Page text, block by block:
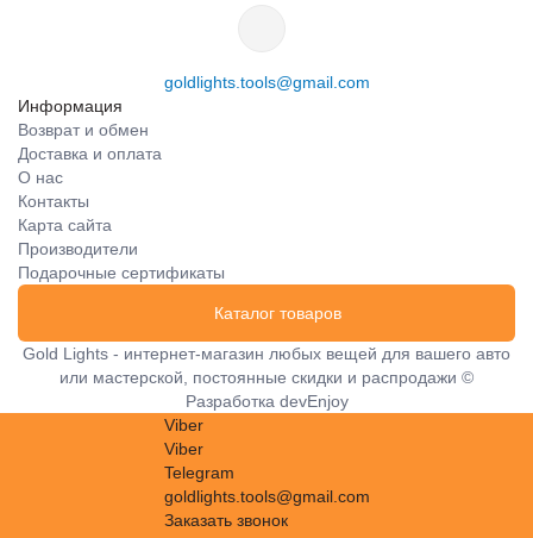
goldlights.tools@gmail.com
Информация
Возврат и обмен
Доставка и оплата
О нас
Контакты
Карта сайта
Производители
Подарочные сертификаты
Каталог товаров
Gold Lights - интернет-магазин любых вещей для вашего авто
или мастерской, постоянные скидки и распродажи ©
Разработка devEnjoy
Viber
Viber
Telegram
goldlights.tools@gmail.com
Заказать звонок